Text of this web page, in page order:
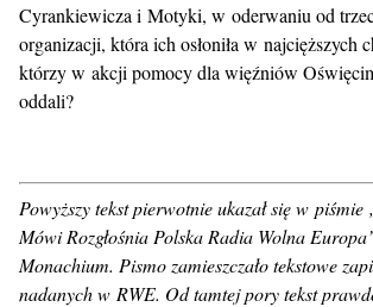
Cyrankiewicza i Motyki, w oderwaniu od
organizacji, która ich osłoniła w najcięższych
którzy w akcji pomocy dla więźniów
oddali?
Powyższy tekst pierwotnie ukazał się w piśmie
Mówi Rozgłośnia Polska Radia Wolna
Monachium. Pismo zamieszczało tekstowe
nadanych w RWE. Od tamtej pory tekst